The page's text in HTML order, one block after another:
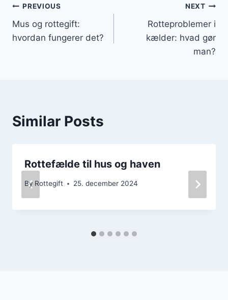
Indlægsnavigation
PREVIOUS
Mus og rottegift:
hvordan fungerer det?
NEXT
Rotteproblemer i
kælder: hvad gør
man?
Similar Posts
Rottefælde til hus og haven
By Rottegift 25. december 2024